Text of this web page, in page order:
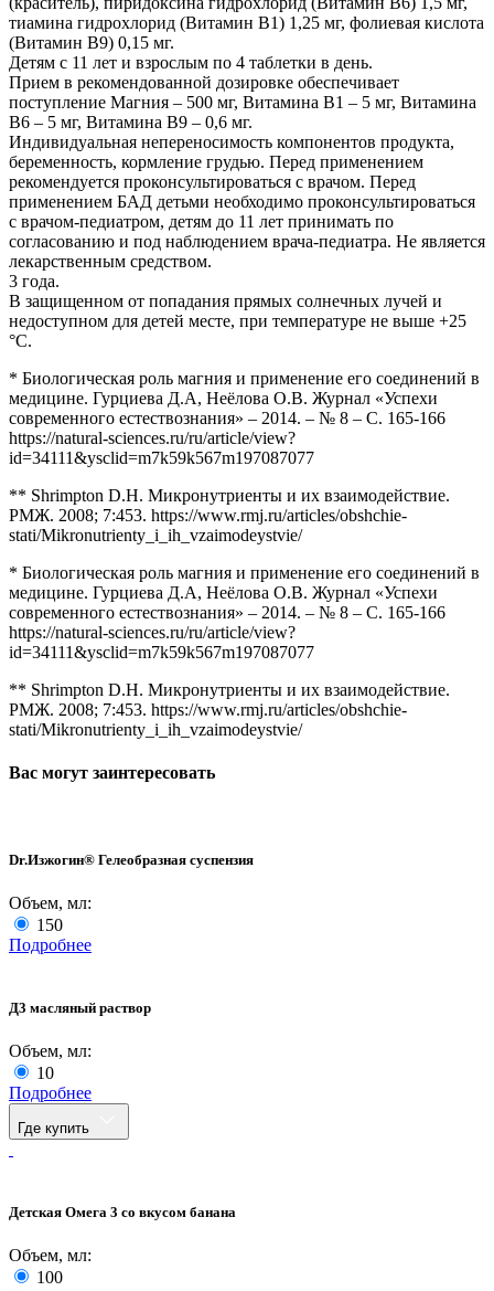
тиамина гидрохлорид (Витамин В1) 1,25 мг, фолиевая кислота
(Витамин В9) 0,15 мг.
Детям с 11 лет и взрослым по 4 таблетки в день.
Прием в рекомендованной дозировке обеспечивает
поступление Магния – 500 мг, Витамина В1 – 5 мг, Витамина
В6 – 5 мг, Витамина В9 – 0,6 мг.
Индивидуальная непереносимость компонентов продукта,
беременность, кормление грудью. Перед применением
рекомендуется проконсультироваться с врачом. Перед
применением БАД детьми необходимо проконсультироваться
с врачом-педиатром, детям до 11 лет принимать по
согласованию и под наблюдением врача-педиатра. Не является
лекарственным средством.
3 года.
В защищенном от попадания прямых солнечных лучей и
недоступном для детей месте, при температуре не выше +25
°С.
* Биологическая роль магния и применение его соединений в
медицине. Гурциева Д.А, Неёлова О.В. Журнал «Успехи
современного естествознания» – 2014. – № 8 – С. 165-166
https://natural-sciences.ru/ru/article/view?
id=34111&ysclid=m7k59k567m197087077
** Shrimpton D.H. Микронутриенты и их взаимодействие.
РМЖ. 2008; 7:453. https://www.rmj.ru/articles/obshchie-
stati/Mikronutrienty_i_ih_vzaimodeystvie/
* Биологическая роль магния и применение его соединений в
медицине. Гурциева Д.А, Неёлова О.В. Журнал «Успехи
современного естествознания» – 2014. – № 8 – С. 165-166
https://natural-sciences.ru/ru/article/view?
id=34111&ysclid=m7k59k567m197087077
** Shrimpton D.H. Микронутриенты и их взаимодействие.
РМЖ. 2008; 7:453. https://www.rmj.ru/articles/obshchie-
stati/Mikronutrienty_i_ih_vzaimodeystvie/
Вас могут заинтересовать
Dr.Изжогин® Гелеобразная суспензия
Объем, мл:
150
Подробнее
Д3 масляный раствор
Объем, мл:
10
Подробнее
Где купить
Детская Омега 3 со вкусом банана
Объем, мл:
100